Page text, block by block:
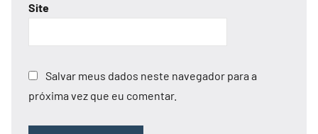
Site
Salvar meus dados neste navegador para a
próxima vez que eu comentar.